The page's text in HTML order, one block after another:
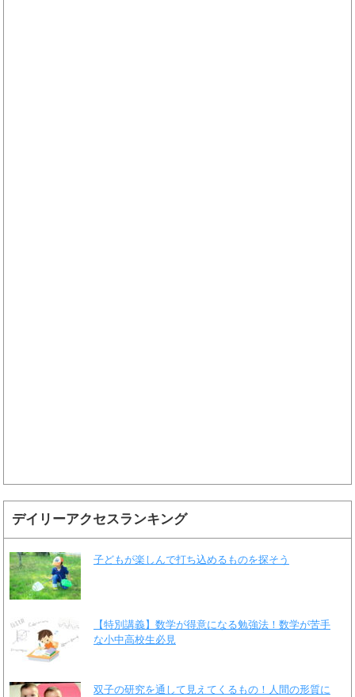
デイリーアクセスランキング
子どもが楽しんで打ち込めるものを探そう
【特別講義】数学が得意になる勉強法！数学が苦手
な小中高校生必見
双子の研究を通して見えてくるもの！人間の形質に